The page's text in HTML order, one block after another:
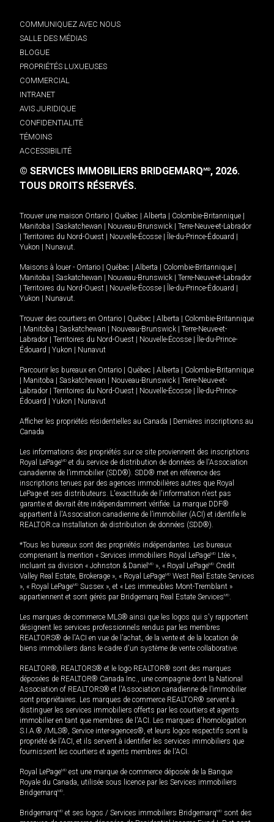
COMMUNIQUEZ AVEC NOUS
SALLE DES MÉDIAS
BLOGUE
PROPRIÉTÉS LUXUEUSES
COMMERCIAL
INTRANET
AVIS JURIDIQUE
CONFIDENTIALITÉ
TÉMOINS
ACCESSIBILITÉ
© SERVICES IMMOBILIERS BRIDGEMARQMD, 2026.
TOUS DROITS RÉSERVÉS.
Trouver une maison Ontario Québec Alberta Colombie-Britannique
Manitoba
Saskatchewan Nouveau-Brunswick
Terre-Neuve-et-Labrador
Territoires du Nord-Ouest Nouvelle-Écosse Île-du-Prince-Édouard
Yukon
Nunavut.
Maisons à louer - Ontario Québec Alberta Colombie-Britannique
Manitoba
Saskatchewan Nouveau-Brunswick
Terre-Neuve-et-Labrador
Territoires du Nord-Ouest Nouvelle-Écosse Île-du-Prince-Édouard
Yukon
Nunavut.
Trouver des courtiers en Ontario Québec Alberta
Colombie-Britannique
Manitoba Saskatchewan Nouveau-Brunswick
Terre-Neuve-et-
Labrador
Territoires du Nord-Ouest Nouvelle-Écosse
Île-du-Prince-
Édouard
Yukon Nunavut
Parcourir les bureaux en Ontario Québec Alberta
Colombie-Britannique
Manitoba Saskatchewan Nouveau-Brunswick
Terre-Neuve-et-
Labrador
Territoires du Nord-Ouest Nouvelle-Écosse
Île-du-Prince-
Édouard
Yukon Nunavut
Afficher les propriétés résidentielles au Canada
Dernières inscriptions au
Canada
Les informations des propriétés sur ce site proviennent des inscriptions
Royal LePageMD et du service de distribution de données de l'Association
canadienne de l’immobilier (SDD®). SDD® met en référence des
inscriptions tenues par des agences immobilières autres que Royal
LePage et ses distributeurs. L'exactitude de l'information n'est pas
garantie et devrait être indépendamment vérifiée. La marque DDF®
appartient à l'Association canadienne de l’immobilier (ACI) et identifie le
REALTOR.ca Installation de distribution de données (SDD®).
*Tous les bureaux sont des propriétés indépendantes. Les bureaux
comprenant la mention « Services immobiliers Royal LePageMD Ltée »,
incluant sa division « Johnston & Daniel MD », « Royal LePageMD Credit
Valley Real Estate, Brokerage », « Royal LePageMD West Real Estate Services
», « Royal LePageMD Sussex », et « Les immeubles Mont-Tremblant »
appartiennent et sont gérés par Bridgemarq Real Estate ServicesMD.
Les marques de commerce MLS® ainsi que les logos qui s'y rapportent
désignent les services professionnels rendus par les membres
REALTORS® de l'ACI en vue de l'achat, de la vente et de la location de
biens immobiliers dans le cadre d'un système de vente collaborative.
REALTOR®, REALTORS® et le logo REALTOR® sont des marques
déposées de REALTOR® Canada Inc., une compagnie dont la National
Association of REALTORS® et l'Association canadienne de l’immobilier
sont propriétaires. Les marques de commerce REALTOR® servent à
distinguer les services immobiliers offerts par les courtiers et agents
immobilier en tant que membres de l'ACI. Les marques d'homologation
S.I.A.® /MLS®, Service inter-agences®, et leurs logos respectifs sont la
propriété de l'ACI, et ils servent à identifier les services immobiliers que
fournissent les courtiers et agents membres de l'ACI.
Royal LePageMD est une marque de commerce déposée de la Banque
Royale du Canada, utilisée sous licence par les Services immobiliers
BridgemarqMD.
BridgemarqMD et ses logos / Services immobiliers BridgemarqMD sont des